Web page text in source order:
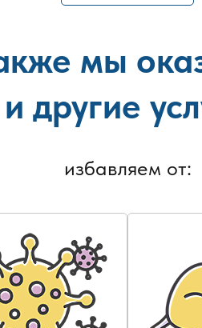
и позволяет уничтожать не
распространению плесени.
мы
и другие
избавляем от: